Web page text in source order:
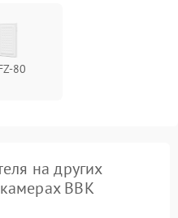
80
на других
BBK